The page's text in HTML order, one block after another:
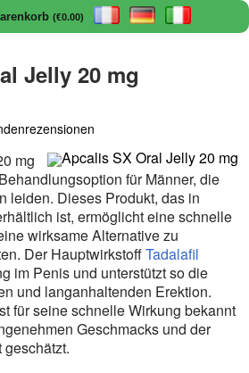
(€0.00)
Jelly 20 mg
mg
für Männer, die
leiden. Dieses Produkt, das in
ist, ermöglicht eine schnelle
wirksame Alternative zu
Der HauptwirkstoffTadalafil
im Penis und unterstützt so die
und langanhaltenden Erektion.
für seine schnelle Wirkung bekannt
Geschmacks und der